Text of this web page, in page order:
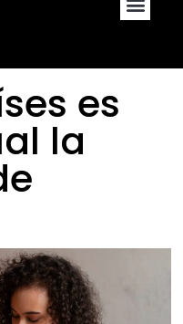
es
la